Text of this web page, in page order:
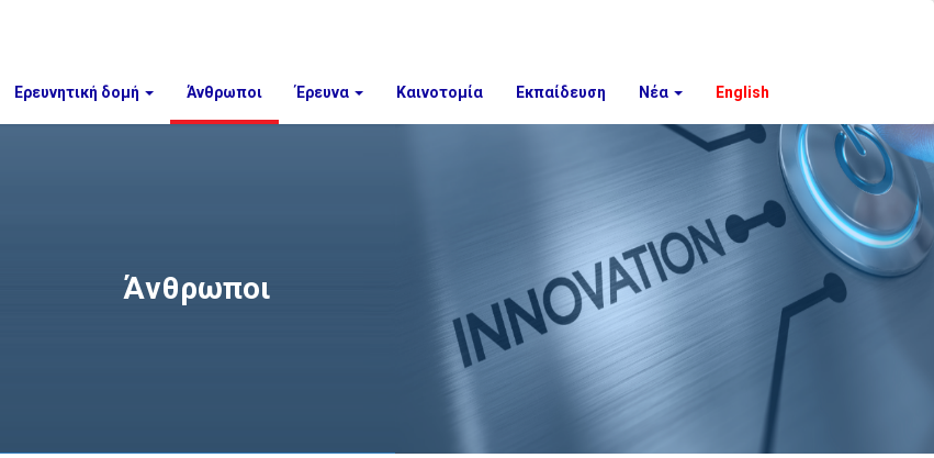
Ερευνητική δομή Άνθρωποι Έρευνα Καινοτομία Εκπαίδευση Νέα English
Άνθρωποι